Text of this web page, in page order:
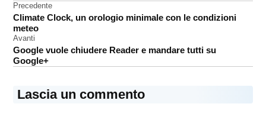
iPhone
Navigazione
articoli
Precedente
Climate Clock, un orologio minimale con le condizioni
meteo
Avanti
Google vuole chiudere Reader e mandare tutti su
Google+
Lascia un commento